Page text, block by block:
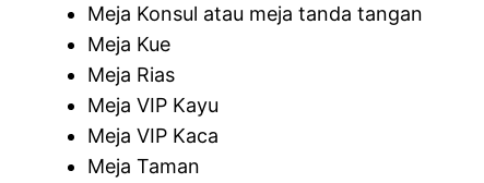
Meja Konsul atau meja tanda tangan
Meja Kue
Meja Rias
Meja VIP Kayu
Meja VIP Kaca
Meja Taman